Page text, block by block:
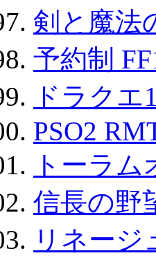
剣と魔法
予約制
ドラクエ
PSO2
トーラ
信長の野
リネージ